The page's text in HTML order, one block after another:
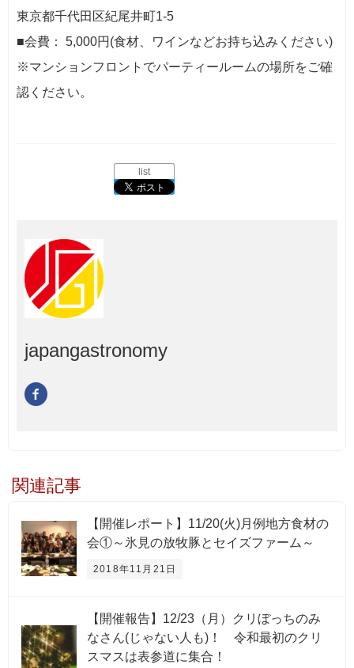
東京都千代田区紀尾井町1-5
■会費： 5,000円(食材、ワインなどお持ち込みください)
※マンションフロントでパーティールームの場所をご確
認ください。
list
japangastronomy
関連記事
【開催レポート】11/20(火)月例地方食材の
会①～氷見の放牧豚とセイズファーム～
2018年11月21日
【開催報告】12/23（月）クリぼっちのみ
なさん(じゃない人も)！ 令和最初のクリ
スマスは表参道に集合！